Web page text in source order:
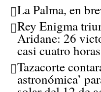
La Palma, en
Rey Enigma
Aridane: 26
casi cuatro
Tazacorte
astronómica’